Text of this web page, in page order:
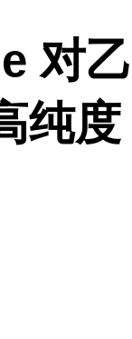
对乙
纯度